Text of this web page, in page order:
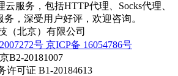
服务，包括HTTP代理、Socks代理、
，深受用户好评，欢迎咨询。
（北京）有限公司
号 京ICP备 16054786号
B2-20181007
许可证 B1-20184613